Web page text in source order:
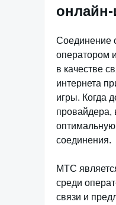
онлайн-
Соединение
оператором
в качестве
интернета
игры. Когда
провайдера,
оптимальную
соединения.
МТС
среди
связи и